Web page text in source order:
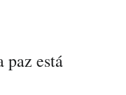
paz está